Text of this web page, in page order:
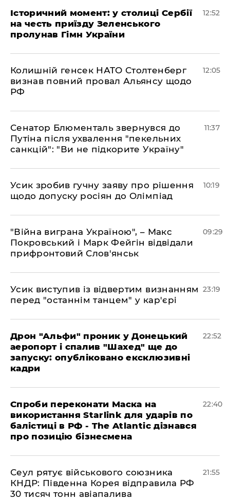
Історичний момент: у столиці Сербії
на честь приїзду Зеленського
пролунав Гімн України
12:52
Колишній генсек НАТО Столтенберг
визнав повний провал Альянсу щодо
РФ
12:05
Сенатор Блюменталь звернувся до
Путіна після ухвалення "пекельних
санкцій": "Ви не підкорите Україну"
11:37
Усик зробив гучну заяву про рішення
щодо допуску росіян до Олімпіад
10:19
"Війна виграна Україною", – Макс
Покровський і Марк Фейгін відвідали
прифронтовий Слов'янськ
09:29
​Усик виступив із відвертим визнанням
перед "останнім танцем" у кар'єрі
23:19
​Дрон "Альфи" проник у Донецький
аеропорт і спалив "Шахед" ще до
запуску: опубліковано ексклюзивні
кадри
22:52
​Спроби переконати Маска на
використання Starlink для ударів по
балістиці в РФ - The Atlantic дізнався
про позицію бізнесмена
22:40
​Сеул рятує військового союзника
КНДР: Південна Корея відправила РФ
30 тисяч тонн авіапалива
21:55